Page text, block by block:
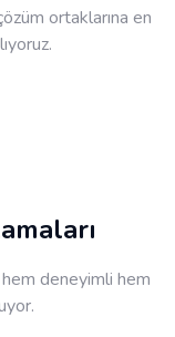
ortaklarına en
deneyimli hem